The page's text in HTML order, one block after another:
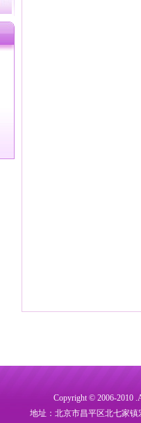
Copyright © 2006-2010
地址：北京市昌平区北七家镇